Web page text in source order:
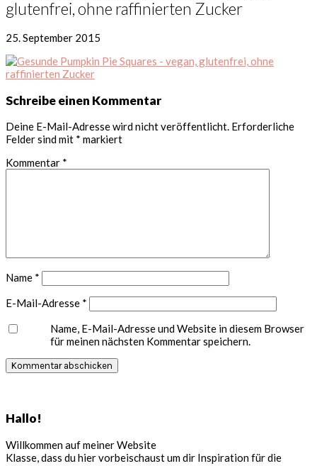
glutenfrei, ohne raffinierten Zucker
25. September 2015
Leser-
Interaktionen
Schreibe einen Kommentar
Deine E-Mail-Adresse wird nicht veröffentlicht. Erforderliche
Felder sind mit * markiert
Kommentar *
Name *
E-Mail-Adresse *
Name, E-Mail-Adresse und Website in diesem Browser
für meinen nächsten Kommentar speichern.
Hallo!
Willkommen auf meiner Website
Klasse, dass du hier vorbeischaust um dir Inspiration für die